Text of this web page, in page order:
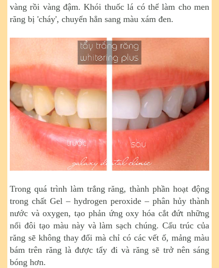
vàng rồi vàng đậm. Khói thuốc lá có thể làm cho men
răng bị 'cháy', chuyển hẳn sang màu xám đen.
Trong quá trình làm trắng răng, thành phần hoạt động
trong chất Gel – hydrogen peroxide – phân hủy thành
nước và oxygen, tạo phản ứng oxy hóa cắt đứt những
nối đôi tạo màu này và làm sạch chúng. Cấu trúc của
răng sẽ không thay đổi mà chỉ có các vết ố, mảng màu
bám trên răng là được tẩy đi và răng sẽ trở nên sáng
bóng hơn.